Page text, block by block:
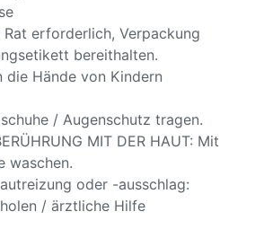
Rat erforderlich, Verpackung
bereithalten.
die Hände von Kindern
/ Augenschutz tragen.
MIT DER HAUT: Mit
waschen.
oder -ausschlag:
/ ärztliche Hilfe